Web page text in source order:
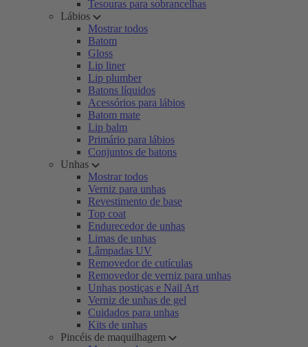
Tesouras para sobrancelhas
Lábios
Mostrar todos
Batom
Gloss
Lip liner
Lip plumber
Batons líquidos
Acessórios para lábios
Batom mate
Lip balm
Primário para lábios
Conjuntos de batons
Unhas
Mostrar todos
Verniz para unhas
Revestimento de base
Top coat
Endurecedor de unhas
Limas de unhas
Lâmpadas UV
Removedor de cutículas
Removedor de verniz para unhas
Unhas postiças e Nail Art
Verniz de unhas de gel
Cuidados para unhas
Kits de unhas
Pincéis de maquilhagem